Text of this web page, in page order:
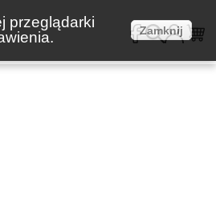
przeglądarki
Zamknij